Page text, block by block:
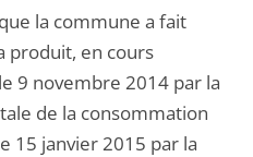
la commune a fait
produit, en cours
9 novembre 2014 par la
de la consommation
15 janvier 2015 par la